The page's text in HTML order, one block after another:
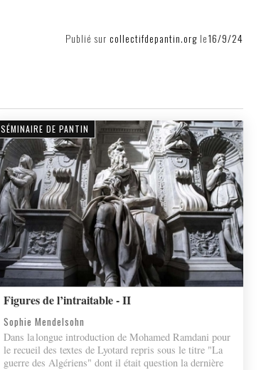
Publié sur collectifdepantin.orgle16/9/24
SÉMINAIRE DE PANTIN
Figures de l’intraitable - II
Sophie Mendelsohn
Dans la longue introduction de Mohamed Ramdani pour
le recueil des textes de Lyotard repris sous le titre "La
guerre des Algériens" dont il était question la dernière